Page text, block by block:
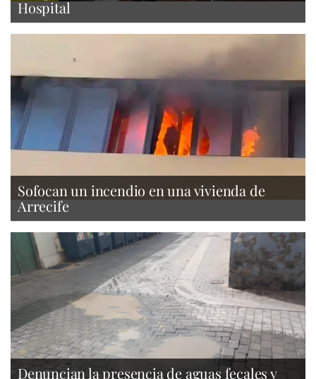
Hospital
Sofocan un incendio en una vivienda de
Arrecife
Denuncian la presencia de aguas fecales y